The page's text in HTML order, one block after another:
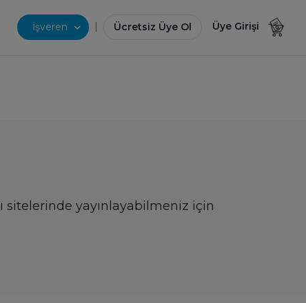
İşveren | Ücretsiz Üye Ol Üye Girişi
sitelerinde yayınlayabilmeniz için